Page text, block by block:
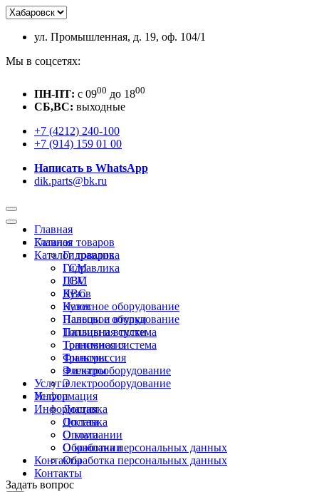
ул. Промышленная, д. 19, оф. 104/1
Мы в соцсетях:
ПН-ПТ: c 0900 до 1800
СБ,ВС: выходные
+7 (4212) 240-100
+7 (914) 159 01 00
Написать в WhatsApp
dik.parts@bk.ru
Главная
Каталог товаров
Гидравлика
ГСМ
ДВС
Кузов
Навесное оборудование
Пальцы и втулки
Топливная система
Трансмиссия
Фильтры
Электрооборудование
Услуги
Информация
Доставка
Оплата
О компании
Обработка персональных данных
Контакты
Задать вопрос
Главная
Каталог товаров
Гидравлика
ГСМ
ДВС
Кузов
Навесное оборудование
Пальцы и втулки
Топливная система
Трансмиссия
Фильтры
Электрооборудование
Услуги
Информация
Доставка
Оплата
О компании
Обработка персональных данных
Контакты